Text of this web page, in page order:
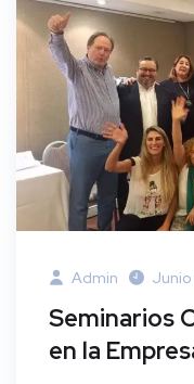
Admin Junio
Seminarios
en la